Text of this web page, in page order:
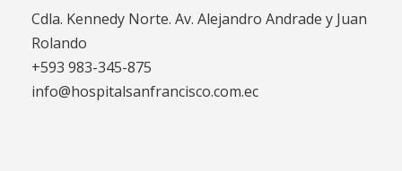
Cdla. Kennedy Norte. Av. Alejandro Andrade y Juan
Rolando
+593 983-345-875
info@hospitalsanfrancisco.com.ec